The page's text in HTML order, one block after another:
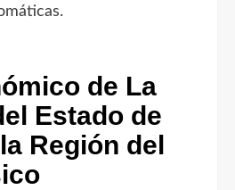
de La
Estado de
Región del